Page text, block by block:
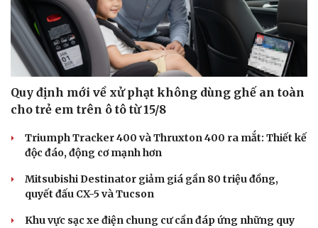
Quy định mới về xử phạt không dùng ghế an toàn
cho trẻ em trên ô tô từ 15/8
Triumph Tracker 400 và Thruxton 400 ra mắt: Thiết kế
độc đáo, động cơ mạnh hơn
Mitsubishi Destinator giảm giá gần 80 triệu đồng,
quyết đấu CX-5 và Tucson
Khu vực sạc xe điện chung cư cần đáp ứng những quy